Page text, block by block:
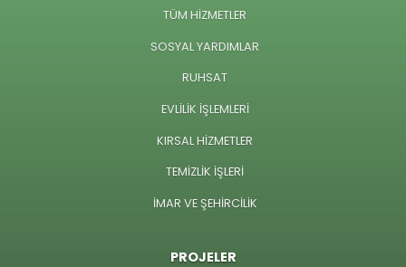
TÜM HİZMETLER
SOSYAL YARDIMLAR
RUHSAT
EVLİLİK İŞLEMLERİ
KIRSAL HİZMETLER
TEMİZLİK İŞLERİ
İMAR VE ŞEHİRCİLİK
PROJELER